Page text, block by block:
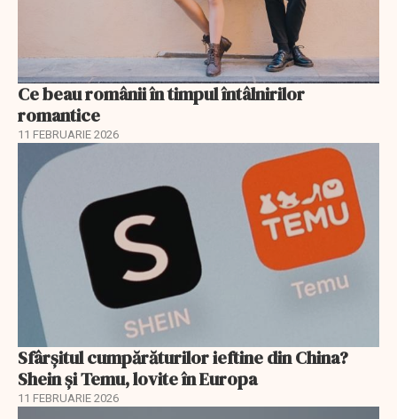
Ce beau românii în timpul întâlnirilor
romantice
11 FEBRUARIE 2026
Sfârșitul cumpărăturilor ieftine din China?
Shein și Temu, lovite în Europa
11 FEBRUARIE 2026